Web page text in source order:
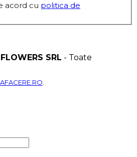
acord cu politica de
SRL - Toate
.